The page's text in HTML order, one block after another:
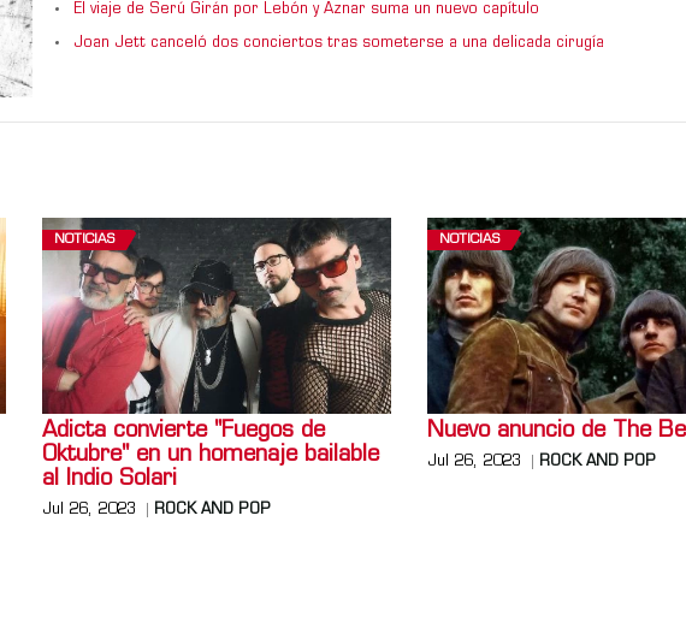
El viaje de Serú Girán por Lebón y Aznar suma un nuevo capítulo
Joan Jett canceló dos conciertos tras someterse a una delicada cirugía
NOTICIAS
Adicta convierte "Fuegos de
Oktubre" en un homenaje bailable
al Indio Solari
Jul 26, 2023 ROCK AND POP
NOTICIAS
Nuevo anuncio de The
Jul 26, 2023 ROCK AND POP